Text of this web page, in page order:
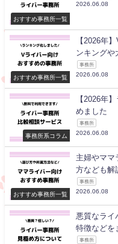
おすすめ事務所一覧
2026.06.08
おすすめ事務所一覧
【2026年
ンキングや
事務所
2026.06.08
事務所系コラム
【2026年
めました
事務所
2026.06.08
おすすめ事務所一覧
主婦やママ
方なども解
事務所
2026.06.08
悪質なライ
特徴などを
事務所